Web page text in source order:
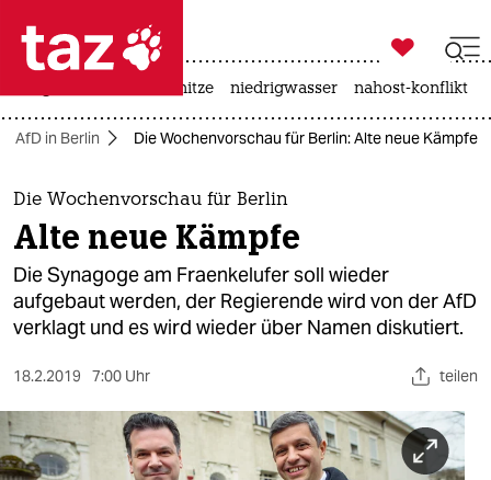
 taz zahl ich
taz zahl ich
themen
politik
öko
gesellschaft
sport

taz zahl ich
hitze niedrigwasser nahost-konflikt
AfD in Berlin Die Wochenvorschau für Berlin: Alte neue Kämpfe
Die Wochenvorschau für Berlin
Alte neue Kämpfe
Die Synagoge am Fraenkelufer soll wieder
aufgebaut werden, der Regierende wird von der AfD
verklagt und es wird wieder über Namen diskutiert.
18.2.2019 7:00 Uhr teilen